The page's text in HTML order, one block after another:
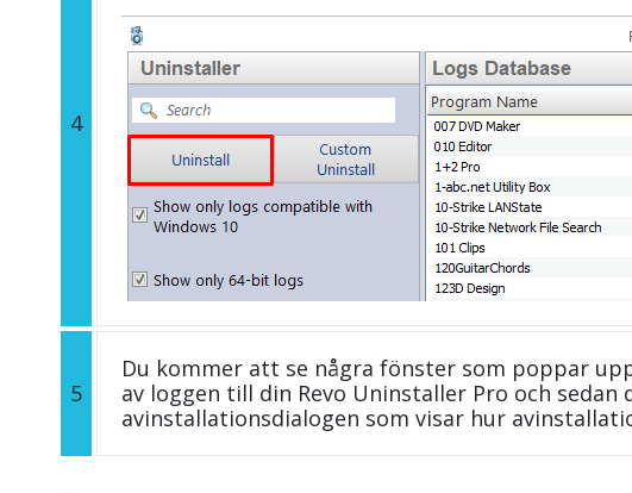
4
5
Du kommer att se några fönster som poppar
av loggen till din Revo Uninstaller Pro och sedan
avinstallationsdialogen som visar hur